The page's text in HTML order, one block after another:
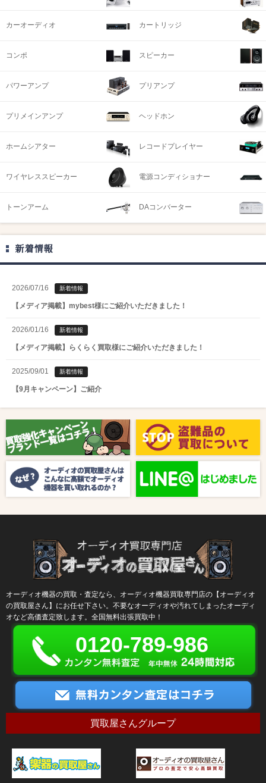
カーオーディオ カートリッジ
コンポ スピーカー
パワーアンプ プリアンプ
プリメインアンプ ヘッドホン
ホームシアター レコードプレイヤー
ワイヤレススピーカー 電源コンディショナー
トーンアーム DAコンバーター
新着情報
2026/07/16 新着情報
【メディア掲載】mybest様にご紹介いただきました！
2026/01/16 新着情報
【メディア掲載】らくらく買取様にご紹介いただきました！
2025/09/01 新着情報
【9月キャンペーン】ご紹介
【8月キャンペーン】ご紹介
2024/10/04 新着情報
【ラジオ番組放送のお知らせ】
オーディオ機器の買取・査定なら、オーディオ機器買取専門店の【オーディオ
の買取屋さん】にお任せ下さい。不要なオーディオや汚れてしまったオーディ
オなど高価査定致します。全国無料出張買取中！
0120-789-986
買取屋さんグループ